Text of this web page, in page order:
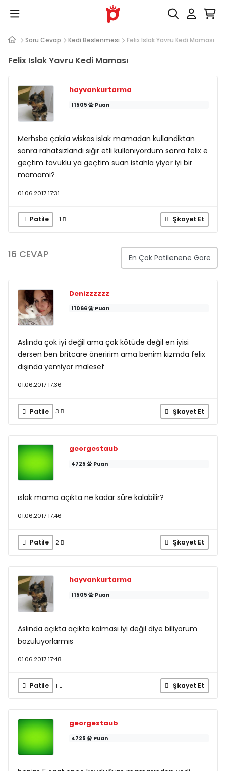
Soru Cevap Kedi Beslenmesi Felix Islak Yavru Kedi Maması
Felix Islak Yavru Kedi Maması
hayvankurtarma
11505 Puan
Merhsba çakıla wiskas islak mamadan kullandiktan
sonra rahatsızlandı sığır etli kullanıyordum sonra felix e
geçtim tavuklu ya geçtim suan istahla yiyor iyi bir
mamami?
01.06.2017 17:31
Patile 1 Şikayet Et
16 CEVAP
Denizzzzzz
11066 Puan
Aslında çok iyi değil ama çok kötüde değil en iyisi
dersen ben britcare öneririm ama benim kızmda felix
dışında yemiyor malesef
01.06.2017 17:36
Patile 3 Şikayet Et
georgestaub
4725 Puan
ıslak mama açıkta ne kadar süre kalabilir?
01.06.2017 17:46
Patile 2 Şikayet Et
hayvankurtarma
11505 Puan
Aslında açıkta açıkta kalması iyi değil diye biliyorum
bozuluyorlarmıs
01.06.2017 17:48
Patile 1 Şikayet Et
georgestaub
4725 Puan